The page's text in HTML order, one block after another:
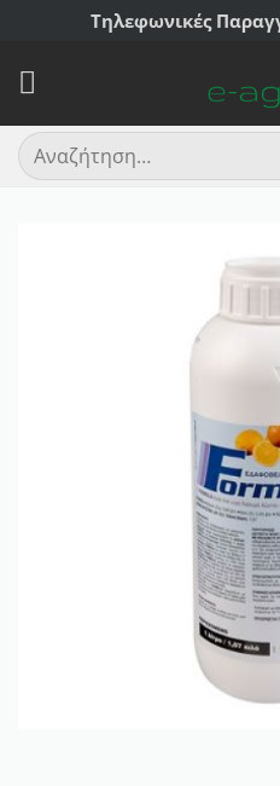
Μετάβαση
περιεχόμενο
Τηλεφωνικές
Αναζήτηση
για: